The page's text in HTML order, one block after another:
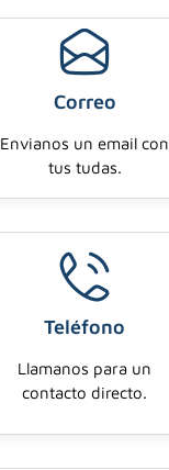
Correo
Envianos un email con
tus tudas.
Teléfono
Llamanos para un
contacto directo.